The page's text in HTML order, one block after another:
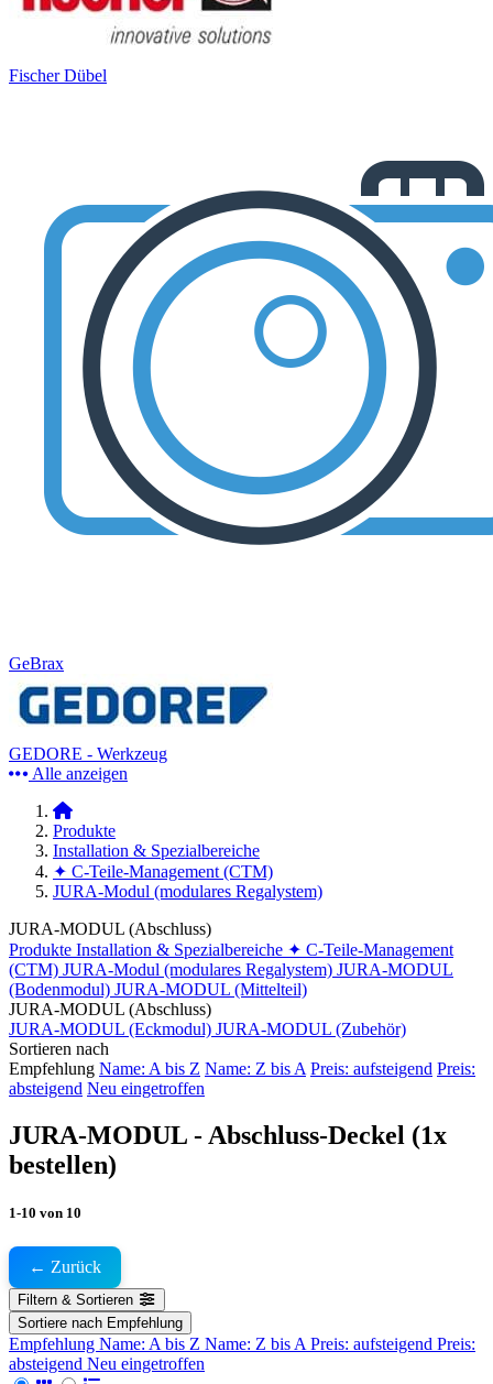
Fischer Dübel
GeBrax
GEDORE - Werkzeug
Alle anzeigen
Produkte
Installation & Spezialbereiche
✦ C-Teile-Management (CTM)
JURA-Modul (modulares Regalystem)
JURA-MODUL (Abschluss)
Produkte Installation & Spezialbereiche ✦ C-Teile-Management
(CTM) JURA-Modul (modulares Regalystem) JURA-MODUL
(Bodenmodul) JURA-MODUL (Mittelteil)
JURA-MODUL (Abschluss)
JURA-MODUL (Eckmodul) JURA-MODUL (Zubehör)
Sortieren nach
Empfehlung Name: A bis Z Name: Z bis A Preis: aufsteigend Preis:
absteigend Neu eingetroffen
JURA-MODUL - Abschluss-Deckel (1x
bestellen)
1-10 von 10
← Zurück
Filtern & Sortieren
Sortiere nach Empfehlung
Empfehlung Name: A bis Z Name: Z bis A Preis: aufsteigend Preis:
absteigend Neu eingetroffen